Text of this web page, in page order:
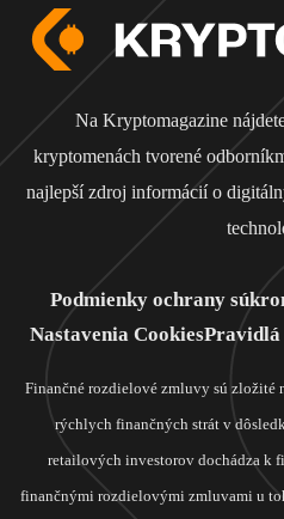
Na Kryptomagazine
kryptomenách tvorené
najlepší zdroj informácií o
Podmienky ochrany
Nastavenia CookiesPravidlá
Finančné rozdielové zmluvy sú zložité
rýchlych finančných strát v
retailových investorov dochádza k
finančnými rozdielovými zmluvami u